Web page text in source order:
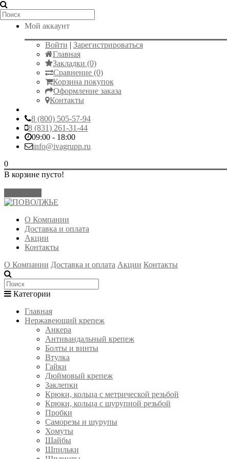
Мой аккаунт
Войти | Зарегистрироваться
Главная
Закладки (0)
Сравнение (0)
Корзина покупок
Оформление заказа
Контакты
8 (800) 505-57-94
8 (831) 261-31-44
09:00 - 18:00
info@ivagrupp.ru
0
В корзине пусто!
О Компании
Доставка и оплата
Акции
Контакты
О Компании Доставка и оплата Акции Контакты
Категории
Главная
Нержавеющий крепеж
Анкера
Антивандальный крепеж
Болты и винты
Втулка
Гайки
Дюймовый крепеж
Заклепки
Крюки, кольца с метрической резьбой
Крюки, кольца с шурупной резьбой
Пробки
Саморезы и шурупы
Хомуты
Шайбы
Шпильки